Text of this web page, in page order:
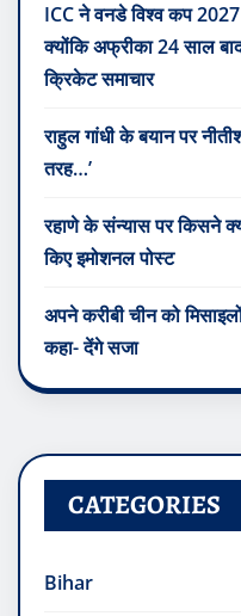
ICC ने वनडे विश्व कप
क्योंकि अफ्रीका 24 साल
क्रिकेट समाचार
राहुल गांधी के बयान पर
तरह…’
रहाणे के संन्यास पर किसने
किए इमोशनल पोस्ट
अपने करीबी चीन को
कहा- देंगे सजा
CATEGORIES
Bihar